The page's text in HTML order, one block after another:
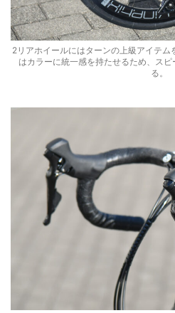
2リアホイールにはターンの上級アイテ
はカラーに統一感を持たせるため、ス
る。